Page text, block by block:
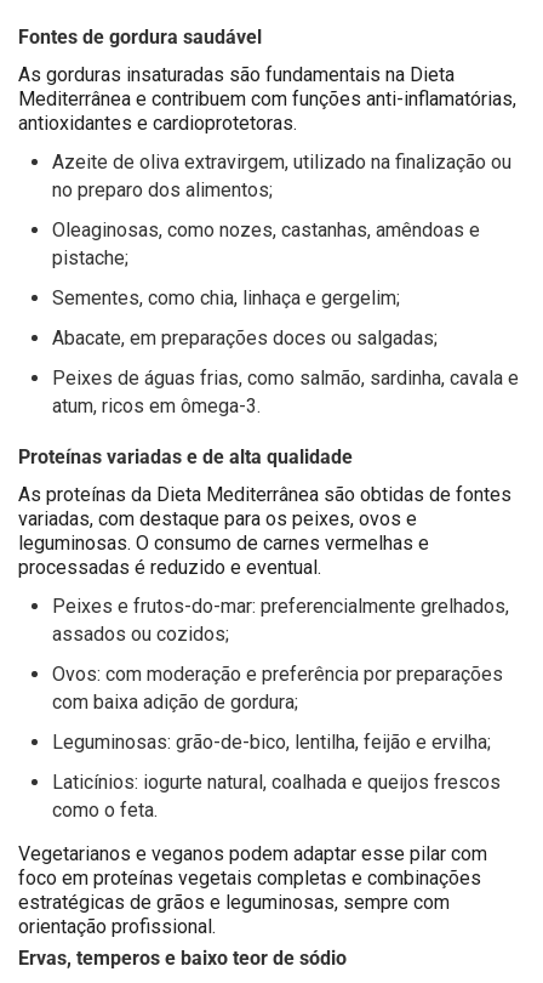
Fontes de gordura saudável
As gorduras insaturadas são fundamentais na Dieta
Mediterrânea e contribuem com funções anti-inflamatórias,
antioxidantes e cardioprotetoras.
Azeite de oliva extravirgem, utilizado na finalização ou
no preparo dos alimentos;
Oleaginosas, como nozes, castanhas, amêndoas e
pistache;
Sementes, como chia, linhaça e gergelim;
Abacate, em preparações doces ou salgadas;
Peixes de águas frias, como salmão, sardinha, cavala e
atum, ricos em ômega-3.
Proteínas variadas e de alta qualidade
As proteínas da Dieta Mediterrânea são obtidas de fontes
variadas, com destaque para os peixes, ovos e
leguminosas. O consumo de carnes vermelhas e
processadas é reduzido e eventual.
Peixes e frutos-do-mar: preferencialmente grelhados,
assados ou cozidos;
Ovos: com moderação e preferência por preparações
com baixa adição de gordura;
Leguminosas: grão-de-bico, lentilha, feijão e ervilha;
Laticínios: iogurte natural, coalhada e queijos frescos
como o feta.
Vegetarianos e veganos podem adaptar esse pilar com
foco em proteínas vegetais completas e combinações
estratégicas de grãos e leguminosas, sempre com
orientação profissional.
Ervas, temperos e baixo teor de sódio